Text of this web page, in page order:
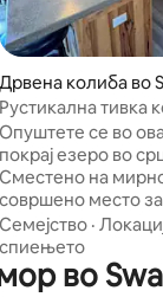
4,94 од 5, 102
Дрвена колиба во
Рустикална тивка
Лебедово езеро
Опуштете се во
покрај езеро во
Сместено на
совршено место
одморалиште.
поглед на вода од
пристаништа,
удобности на
Семејство ·
спиењето
во